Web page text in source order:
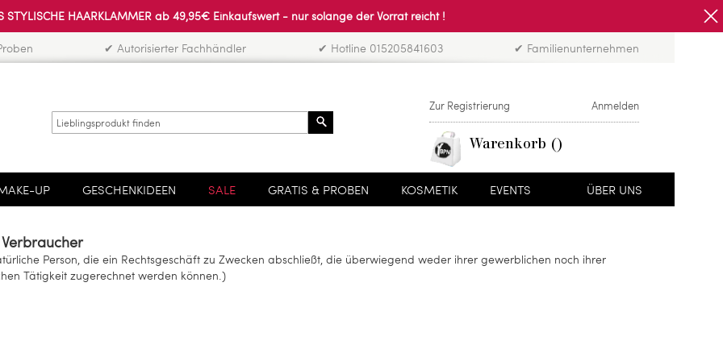
STYLISCHE HAARKLAMMER ab 49,95€ Einkaufswert - nur solange der Vorrat reicht !
✔ Autorisierter Fachhändler ✔ Hotline 015205841603 ✔ Familienunternehmen
Zur Registrierung Anmelden
Warenkorb
UP GESCHENKIDEEN SALE GRATIS & PROBEN KOSMETIK EVENTS ÜBER UNS
Person, die ein Rechtsgeschäft zu Zwecken abschließt, die überwiegend weder ihrer gewerblichen noch ihrer
Tätigkeit zugerechnet werden können.)